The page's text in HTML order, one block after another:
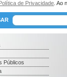
de Privacidade . Ao
Públicos